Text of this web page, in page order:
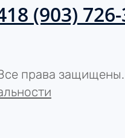
8 (903)
права защищены.